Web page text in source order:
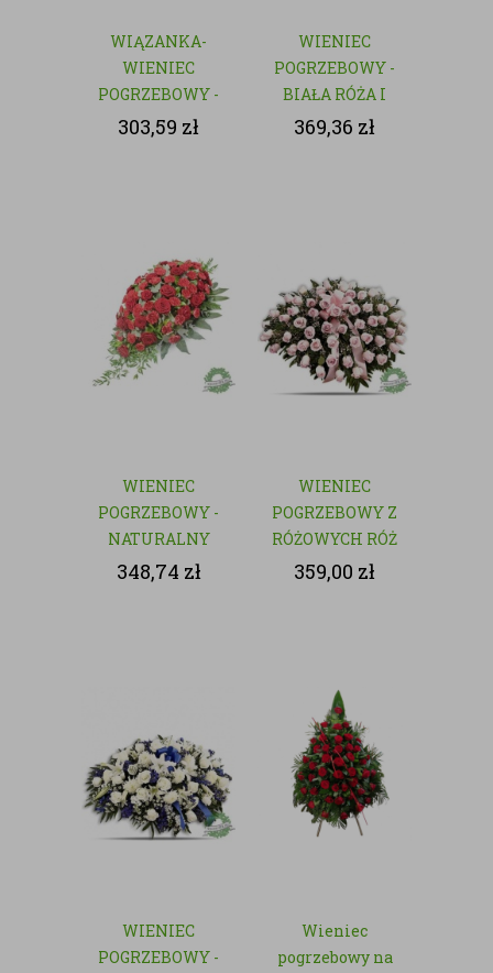
WIĄZANKA-
WIENIEC
POGRZEBOWY -
NATURALNY
303,59 zł
WIENIEC
POGRZEBOWY -
BIAŁA RÓŻA I
GOŹDZIK
369,36 zł
WIENIEC
POGRZEBOWY -
NATURALNY
348,74 zł
WIENIEC
POGRZEBOWY Z
RÓŻOWYCH RÓŻ
- NATURALNY
359,00 zł
WIENIEC
POGRZEBOWY -
Wieniec
pogrzebowy na